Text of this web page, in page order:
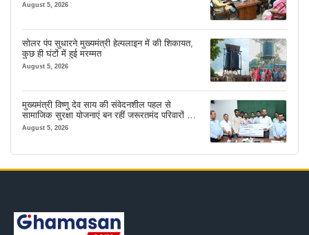
August 5, 2026
सोलर पंप सुधारने मुख्यमंत्री हेल्पलाइन में की शिकायत,
कुछ ही घंटों में हुई मरम्मत
August 5, 2026
मुख्यमंत्री विष्णु देव साय की संवेदनशील पहल से
सामाजिक सुरक्षा योजनाएं बन रहीं जरूरतमंद परिवारों का
मजबूत सहारा
August 5, 2026